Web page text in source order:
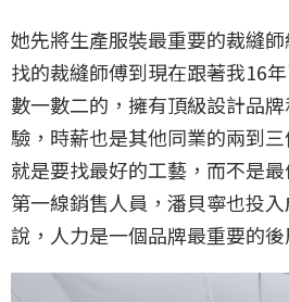
她先將生產服裝最重要的裁縫
找的裁縫師傅到現在跟著我16
數一數二的，擁有頂級設計品
驗，時薪也是其他同業的兩到
就是要找最好的工藝，而不是
第一線銷售人員，潘貝寧也投
說，人力是一個品牌最重要的後